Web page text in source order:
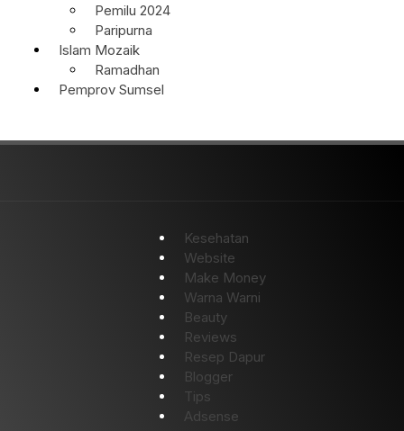
Pemilu 2024
Paripurna
Islam Mozaik
Ramadhan
Pemprov Sumsel
Kesehatan
Website
Make Money
Warna Warni
Beauty
Reviews
Resep Dapur
Blogger
Tips
Adsense